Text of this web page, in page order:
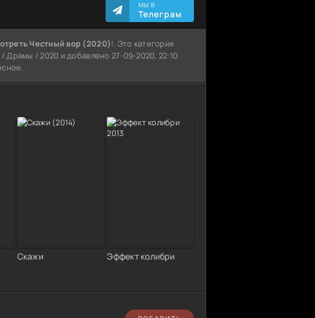
МЫ В
Телеграм
Честный вор (2020)!. Это категория
Драмы / 2020 и добавлено 27-09-2020, 22:10.
Скажи Эффект колибри